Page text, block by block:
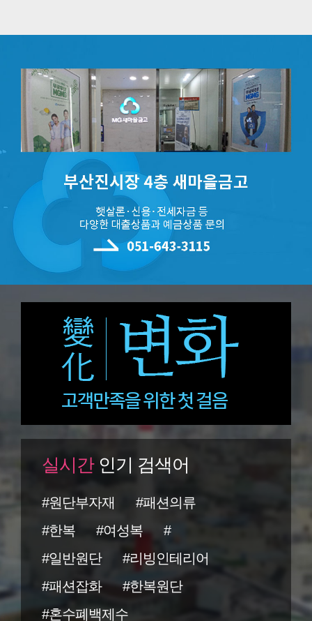
실시간인기 검색어
#원단부자재
#패션의류
#한복
#여성복
#
#일반원단
#리빙인테리어
#패션잡화
#한복원단
#혼수폐백제수